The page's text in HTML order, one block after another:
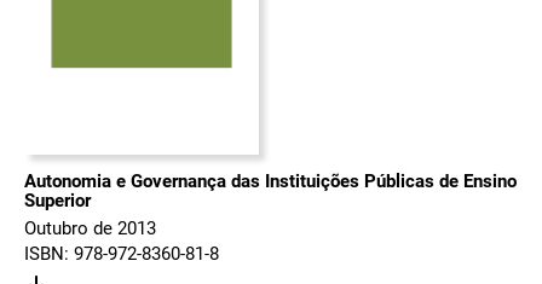
Autonomia e Governança das Instituições Públicas de Ensino
Superior
Outubro de 2013
ISBN: 978-972-8360-81-8